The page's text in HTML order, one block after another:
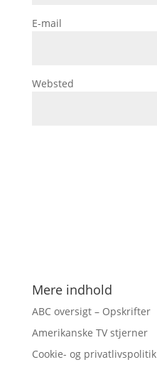
E-mail
Websted
Mere indhold
ABC oversigt – Opskrifter
Amerikanske TV stjerner
Cookie- og privatlivspolitik